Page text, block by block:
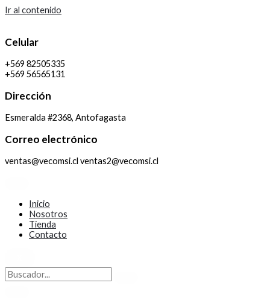
Ir al contenido
Celular
+569 82505335
+569 56565131
Dirección
Esmeralda #2368, Antofagasta
Correo electrónico
ventas@vecomsi.cl ventas2@vecomsi.cl
Inicio
Nosotros
Tienda
Contacto